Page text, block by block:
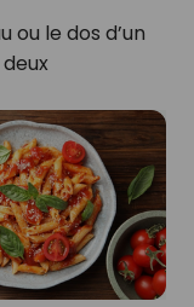
le dos d’un